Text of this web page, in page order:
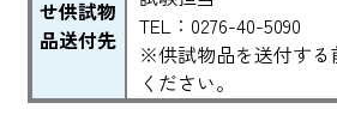
せ供試物
品送付先
TEL：0276-40-5090
※供試物品を送付する
ください。